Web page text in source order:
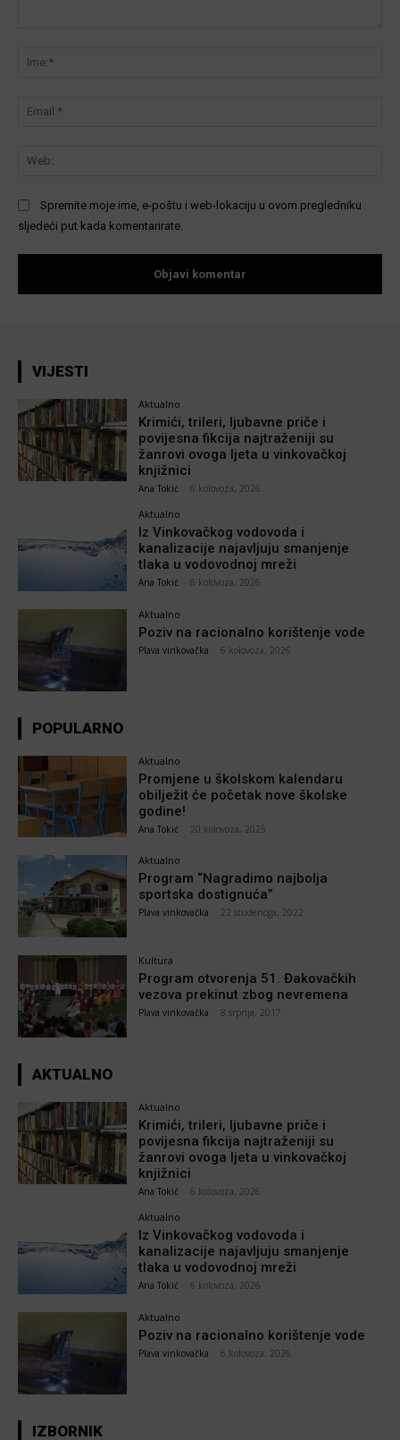
Spremite moje ime, e-poštu i web-lokaciju u ovom pregledniku
sljedeći put kada komentarirate.
VIJESTI
Aktualno
Krimići, trileri, ljubavne priče i
povijesna fikcija najtraženiji su
žanrovi ovoga ljeta u vinkovačkoj
knjižnici
Ana Tokić 6 kolovoza, 2026
Aktualno
Iz Vinkovačkog vodovoda i
kanalizacije najavljuju smanjenje
tlaka u vodovodnoj mreži
Ana Tokić 6 kolovoza, 2026
Aktualno
Poziv na racionalno korištenje vode
Plava vinkovačka 6 kolovoza, 2026
POPULARNO
Aktualno
Promjene u školskom kalendaru
obilježit će početak nove školske
godine!
Ana Tokić 20 kolovoza, 2025
Aktualno
Program “Nagradimo najbolja
sportska dostignuća”
Plava vinkovačka 22 studenoga, 2022
Kultura
Program otvorenja 51. Đakovačkih
vezova prekinut zbog nevremena
Plava vinkovačka 8 srpnja, 2017
AKTUALNO
Aktualno
Krimići, trileri, ljubavne priče i
povijesna fikcija najtraženiji su
žanrovi ovoga ljeta u vinkovačkoj
knjižnici
Ana Tokić 6 kolovoza, 2026
Aktualno
Iz Vinkovačkog vodovoda i
kanalizacije najavljuju smanjenje
tlaka u vodovodnoj mreži
Ana Tokić 6 kolovoza, 2026
Aktualno
Poziv na racionalno korištenje vode
Plava vinkovačka 6 kolovoza, 2026
IZBORNIK